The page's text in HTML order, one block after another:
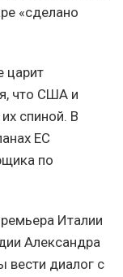
«сделано
царит
что США и
спиной. В
ЕС
по
Италии
Александра
вести диалог с